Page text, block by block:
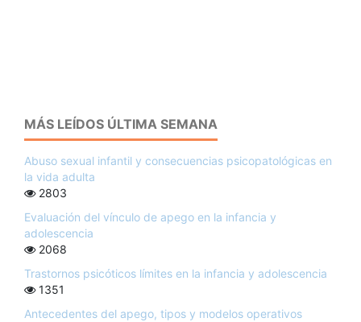
MÁS LEÍDOS ÚLTIMA SEMANA
Abuso sexual infantil y consecuencias psicopatológicas en
la vida adulta
2803
Evaluación del vínculo de apego en la infancia y
adolescencia
2068
Trastornos psicóticos límites en la infancia y adolescencia
1351
Antecedentes del apego, tipos y modelos operativos